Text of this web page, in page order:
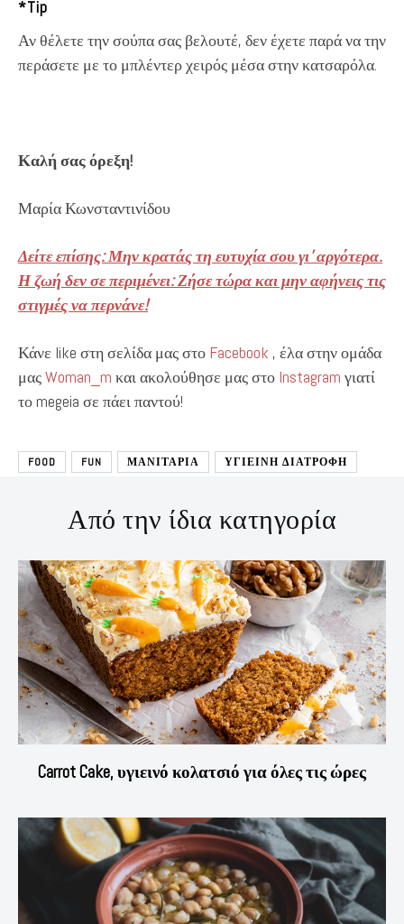
*Tip
Αν θέλετε την σούπα σας βελουτέ, δεν έχετε παρά να την
περάσετε με το μπλέντερ χειρός μέσα στην κατσαρόλα.
Καλή σας όρεξη!
Μαρία Κωνσταντινίδου
Δείτε επίσης: Μην κρατάς τη ευτυχία σου γι’ αργότερα.
Η ζωή δεν σε περιμένει: Ζήσε τώρα και μην αφήνεις τις
στιγμές να περνάνε!
Κάνε like στη σελίδα μας στο Facebook , έλα στην ομάδα
μαςWoman_m και ακολούθησε μας στο Instagram γιατί
το megeia σε πάει παντού!
FOOD FUN ΜΑΝΙΤΑΡΙΑ ΥΓΙΕΙΝΗ ΔΙΑΤΡΟΦΗ
Από την ίδια κατηγορία
Carrot Cake, υγιεινό κολατσιό για όλες τις ώρες